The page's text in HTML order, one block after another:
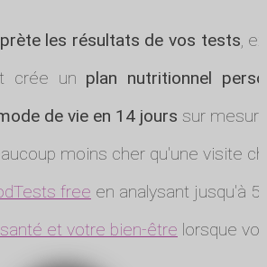
les résultats de vos tests,
crée un plan nutritionnel
de vie en 14 jours sur
moins cher qu'une visite
free en analysant jusqu'à
et votre bien-être lorsque